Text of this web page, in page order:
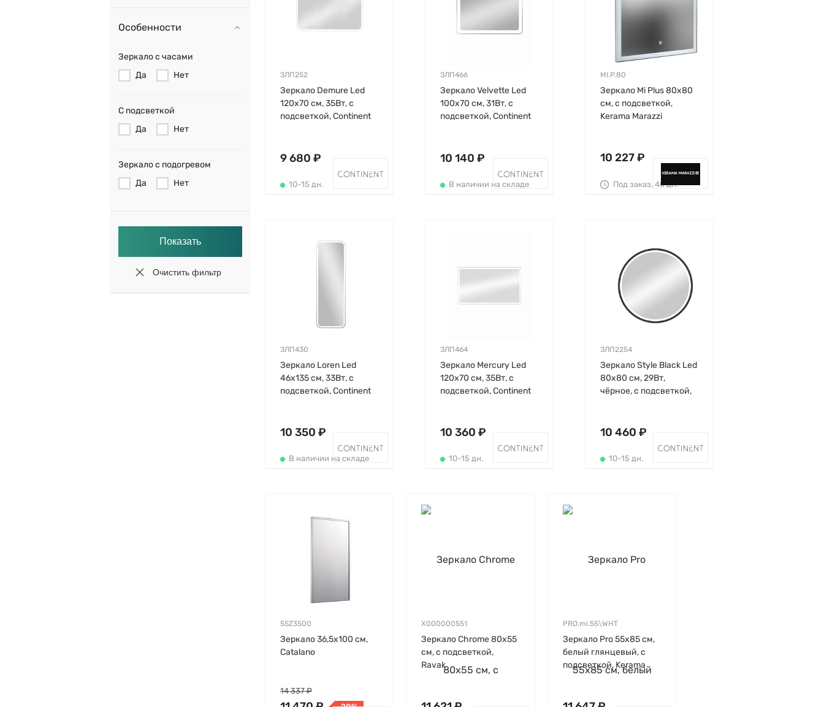
Особенности
Зеркало с часами
Да
Нет
С подсветкой
Да
Нет
Зеркало с подогревом
Да
Нет
ЗЛП252
Зеркало Demure Led
120х70 см, 35Вт, с
подсветкой, Continent
9 680 ₽
10-15 дн.
ЗЛП466
Зеркало Velvette Led
100х70 см, 31Вт, с
подсветкой, Continent
10 140 ₽
В наличии на складе
MI.P.80
Зеркало Mi Plus 80х80
см, с подсветкой,
Kerama Marazzi
10 227 ₽
Под заказ, 40 дн.
ЗЛП430
Зеркало Loren Led
46х135 см, 33Вт, с
подсветкой, Continent
10 350 ₽
В наличии на складе
ЗЛП464
Зеркало Mercury Led
120х70 см, 35Вт, с
подсветкой, Continent
10 360 ₽
10-15 дн.
ЗЛП2254
Зеркало Style Black Led
80х80 см, 29Вт,
чёрное, с подсветкой,
10 460 ₽
10-15 дн.
5SZ3500
Зеркало 36,5х100 см,
Catalano
14 337 ₽
X000000551
Зеркало Chrome 80х55
см, с подсветкой,
Ravak
PRO.mi.55\WHT
Зеркало Pro 55х85 см,
белый глянцевый, с
подсветкой, Kerama